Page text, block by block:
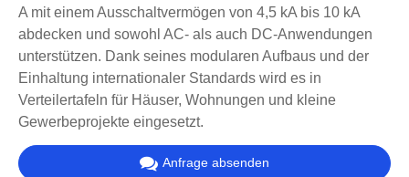
A mit einem Ausschaltvermögen von 4,5 kA bis 10 kA
abdecken und sowohl AC- als auch DC-Anwendungen
unterstützen. Dank seines modularen Aufbaus und der
Einhaltung internationaler Standards wird es in
Verteilertafeln für Häuser, Wohnungen und kleine
Gewerbeprojekte eingesetzt.
Anfrage absenden